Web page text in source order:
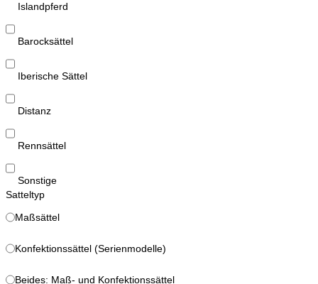
Islandpferd
Barocksättel
Iberische Sättel
Distanz
Rennsättel
Sonstige
Satteltyp
Maßsättel
Konfektionssättel (Serienmodelle)
Beides: Maß- und Konfektionssättel